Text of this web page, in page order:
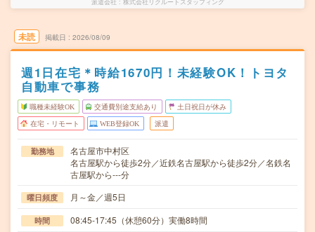
未読 掲載日 2026/08/09
週1日在宅＊時給1670円！未経験OK！トヨタ
自動車で事務
職種未経験OK 交通費別途支給あり 土日祝日が休み
在宅・リモート WEB登録OK 派遣
勤務地
名古屋市中村区
名古屋駅から徒歩2分／近鉄名古屋駅から徒歩2分／名鉄名
古屋駅から---分
曜日頻度 月～金／週5日
時間 08:45-17:45（休憩60分）実働8時間